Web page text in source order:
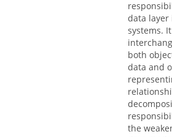
data layer
systems.
both
data and
the